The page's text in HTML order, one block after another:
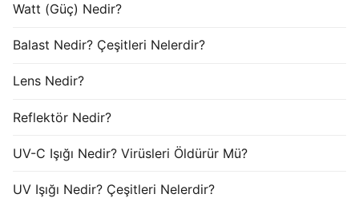
Watt (Güç) Nedir?
Balast Nedir? Çeşitleri Nelerdir?
Lens Nedir?
Reflektör Nedir?
UV-C Işığı Nedir? Virüsleri Öldürür Mü?
UV Işığı Nedir? Çeşitleri Nelerdir?